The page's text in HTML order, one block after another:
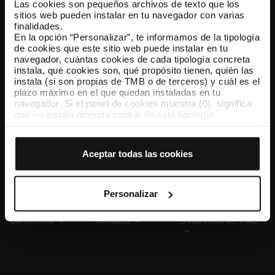
Las cookies son pequeños archivos de texto que los
sitios web pueden instalar en tu navegador con varias
finalidades.
En la opción “Personalizar”, te informamos de la tipología
de cookies que este sitio web puede instalar en tu
navegador, cuántas cookies de cada tipología concreta
instala, qué cookies son, qué propósito tienen, quién las
instala (si son propias de TMB o de terceros) y cuál es el
plazo máximo en el que quedan instaladas en tu
navegador. Si el panel de cookies muestra (0), significa
que no instala ninguna cookie de esta tipología.
que todas estas cookies se instalen en tu navegador.
tipología de cookies permite indicar si quieres que se
instalen o no las cookies de esa clase.
Una vez que hayas marcado tus preferencias, debes
hacer clic en “Seleccionar y configurar”. Así se instalarán
previamente. Te sugerimos que selecciones las cookies
de personalización, porque permiten recordar tus
opciones de navegación (como el idioma) y mejoran tu
Aceptar todas las cookies
Personalizar
TMB App
Descárgate TMB App y compra tus billetes
App Store Google Play
Conócenos Contacta Otras webs de TMB